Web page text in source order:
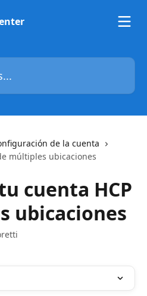
de la cuenta
múltiples ubicaciones
cuenta HCP
ubicaciones